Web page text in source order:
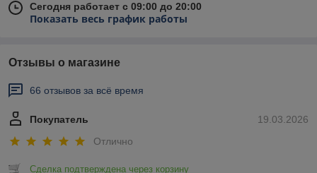
Сегодня работает с 09:00 до 20:00
Показать весь график работы
Отзывы о магазине
66 отзывов за всё время
19.03.2026
Покупатель
Отлично
Сделка подтверждена через корзину